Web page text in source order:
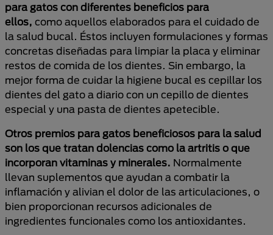
para gatos con diferentes beneficios para
ellos, como aquellos elaborados para el cuidado de
la salud bucal. Éstos incluyen formulaciones y formas
concretas diseñadas para limpiar la placa y eliminar
restos de comida de los dientes. Sin embargo, la
mejor forma de cuidar la higiene bucal es cepillar los
dientes del gato a diario con un cepillo de dientes
especial y una pasta de dientes apetecible.
Otros premios para gatos beneficiosos para la salud
son los que tratan dolencias como la artritis o que
incorporan vitaminas y minerales. Normalmente
llevan suplementos que ayudan a combatir la
inflamación y alivian el dolor de las articulaciones, o
bien proporcionan recursos adicionales de
ingredientes funcionales como los antioxidantes.